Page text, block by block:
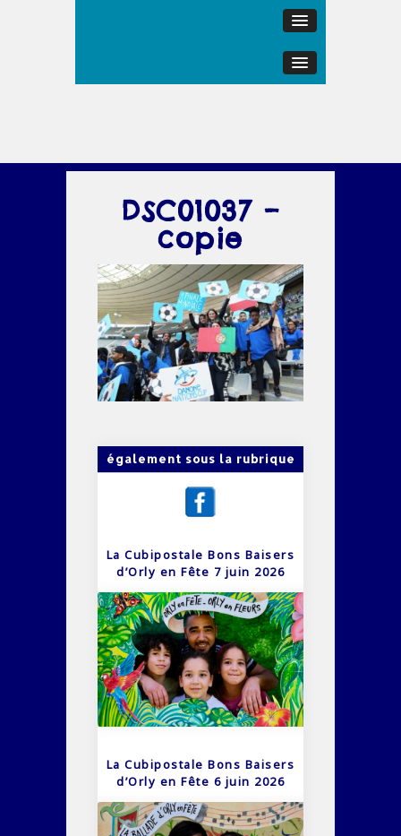
DSC01037 –
copie
également sous la rubrique
La Cubipostale Bons Baisers
d’Orly en Fête 7 juin 2026
La Cubipostale Bons Baisers
d’Orly en Fête 6 juin 2026